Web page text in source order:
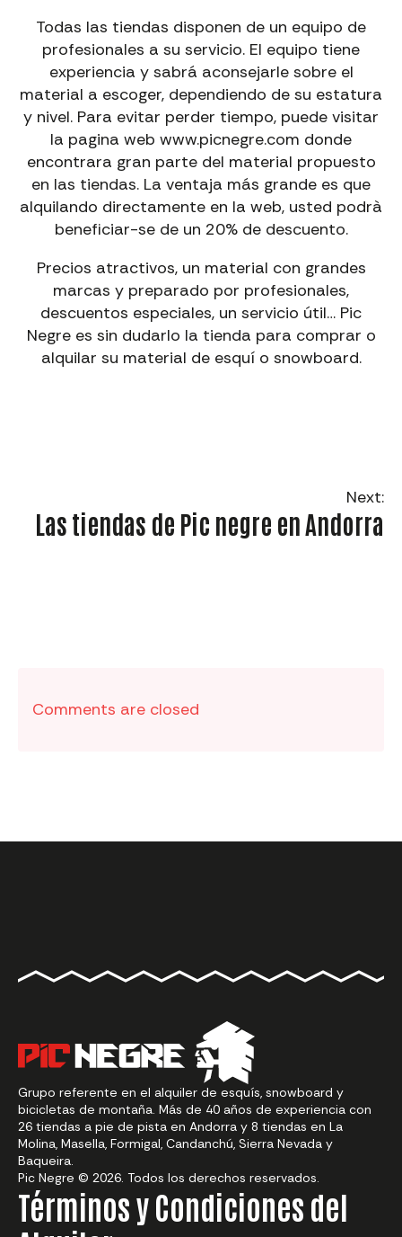
Todas las tiendas disponen de un equipo de
profesionales a su servicio. El equipo tiene
experiencia y sabrá aconsejarle sobre el
material a escoger, dependiendo de su estatura
y nivel. Para evitar perder tiempo, puede visitar
la pagina web www.picnegre.com donde
encontrara gran parte del material propuesto
en las tiendas. La ventaja más grande es que
alquilando directamente en la web, usted podrà
beneficiar-se de un 20% de descuento.
Precios atractivos, un material con grandes
marcas y preparado por profesionales,
descuentos especiales, un servicio útil… Pic
Negre es sin dudarlo la tienda para comprar o
alquilar su material de esquí o snowboard.
Next:
Las tiendas de Pic negre en Andorra
Comments are closed
Grupo referente en el alquiler de esquís, snowboard y
bicicletas de montaña. Más de 40 años de experiencia con
26 tiendas a pie de pista en Andorra y 8 tiendas en La
Molina, Masella, Formigal, Candanchú, Sierra Nevada y
Baqueira.
Pic Negre © 2026. Todos los derechos reservados.
Términos y Condiciones del